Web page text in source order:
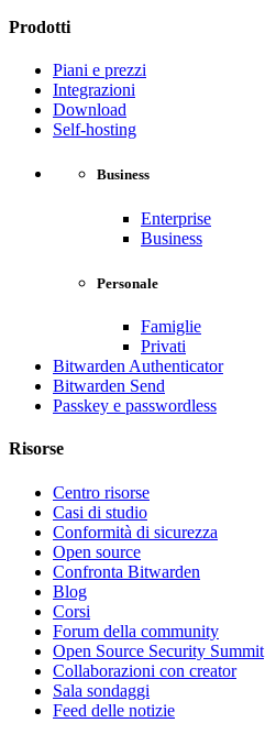
Prodotti
Piani e prezzi
Integrazioni
Download
Self-hosting
Business
Enterprise
Business
Personale
Famiglie
Privati
Bitwarden Authenticator
Bitwarden Send
Passkey e passwordless
Risorse
Centro risorse
Casi di studio
Conformità di sicurezza
Open source
Confronta Bitwarden
Blog
Corsi
Forum della community
Open Source Security Summit
Collaborazioni con creator
Sala sondaggi
Feed delle notizie